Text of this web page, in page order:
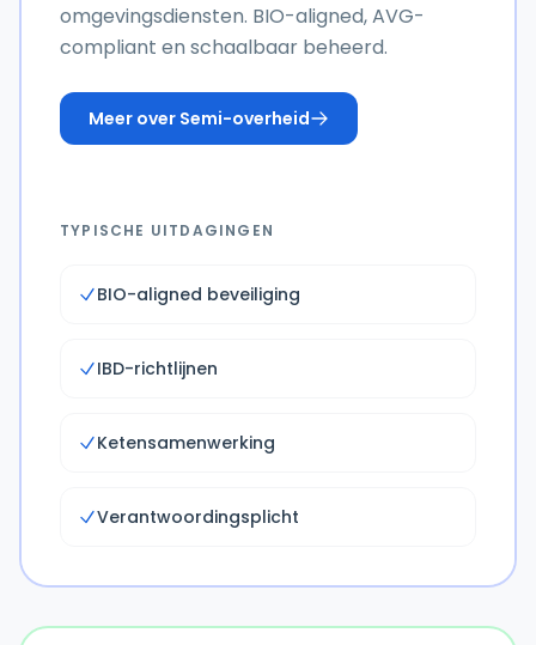
omgevingsdiensten. BIO-aligned, AVG-
compliant en schaalbaar beheerd.
Meer over Semi-overheid
TYPISCHE UITDAGINGEN
BIO-aligned beveiliging
IBD-richtlijnen
Ketensamenwerking
Verantwoordingsplicht